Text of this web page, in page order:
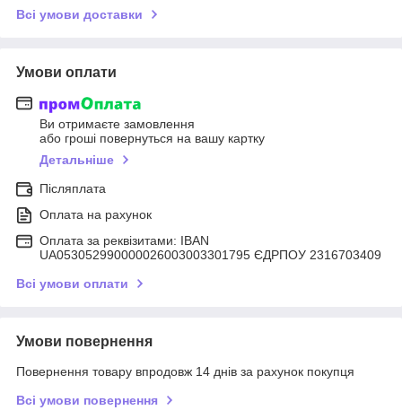
Всі умови доставки
Умови оплати
Ви отримаєте замовлення
або гроші повернуться на вашу картку
Детальніше
Післяплата
Оплата на рахунок
Оплата за реквізитами: IBAN
UA053052990000026003003301795 ЄДРПОУ 2316703409
Всі умови оплати
Умови повернення
Повернення товару впродовж 14 днів за рахунок покупця
Всі умови повернення